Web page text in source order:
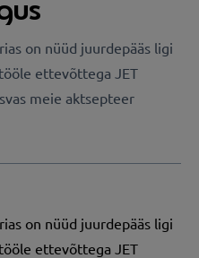
on nüüd juurdepääs ligi
ettevõttega JET
meie aktsepteer
on nüüd juurdepääs ligi
ettevõttega JET